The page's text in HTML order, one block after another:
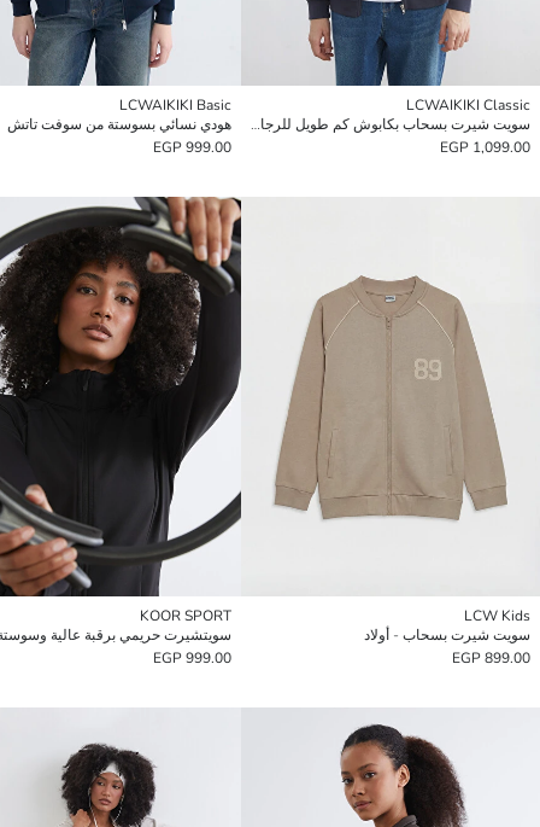
LCWAIKIKI Classic
سويت شيرت بسحاب بكابوش كم طويل للرجال
1,099.00 EGP
LCWAIKIKI Basic
هودي نسائي بسوستة من سوفت تاتش
999.00 EGP
LCW Kids
سويت شيرت بسحاب - أولاد
899.00 EGP
KOOR SPORT
999.00 EGP